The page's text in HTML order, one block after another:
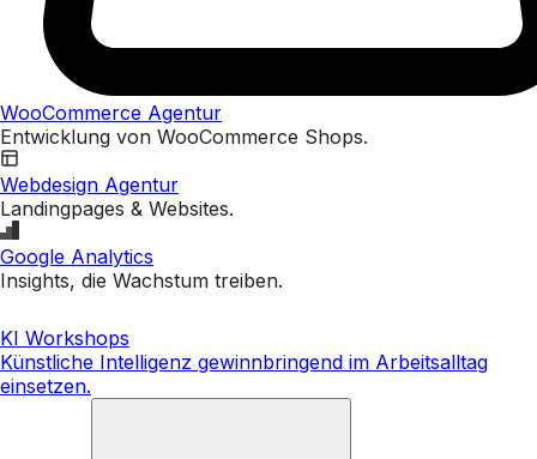
WooCommerce Agentur
Entwicklung von WooCommerce Shops.
Webdesign Agentur
Landingpages & Websites.
Google Analytics
Insights, die Wachstum treiben.
KI Workshops
Künstliche Intelligenz gewinnbringend im Arbeitsalltag
einsetzen.